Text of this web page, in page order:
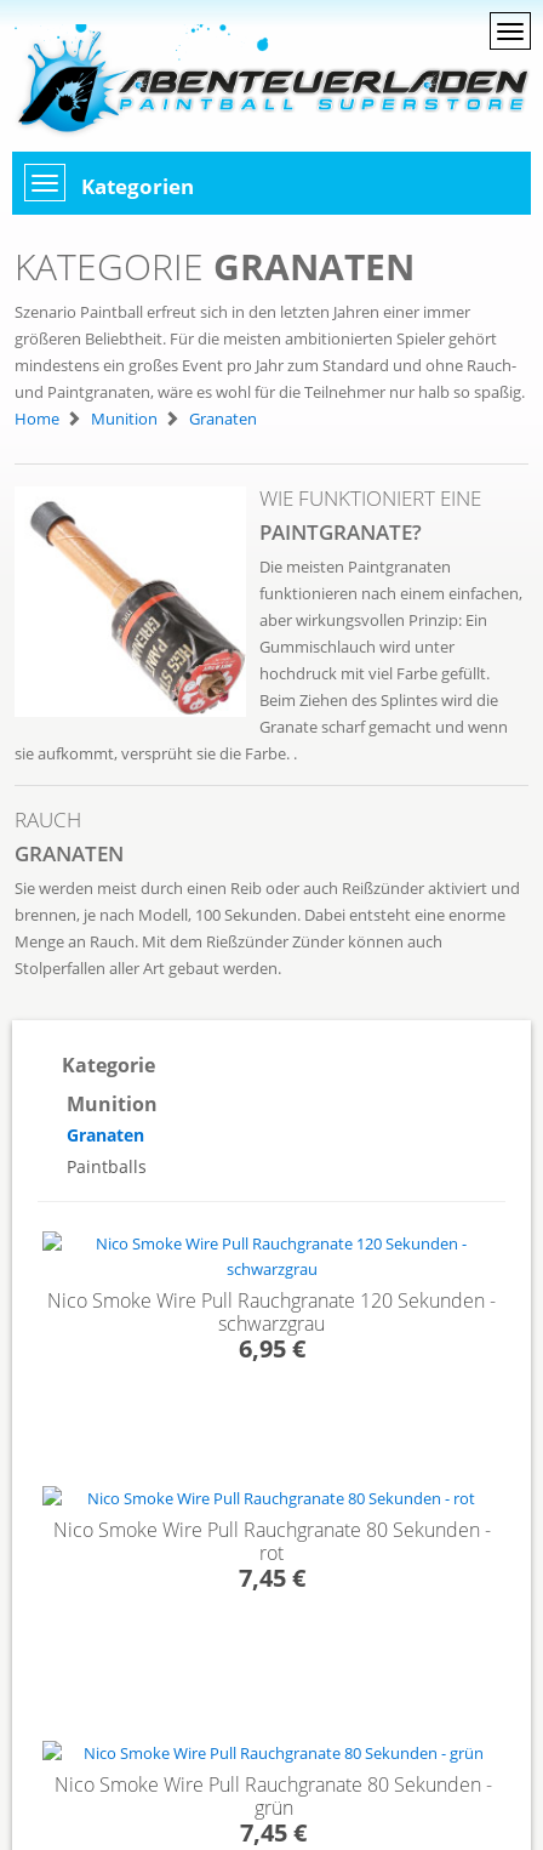
Kategorien
KATEGORIE GRANATEN
Szenario Paintball erfreut sich in den letzten Jahren einer immer
größeren Beliebtheit. Für die meisten ambitionierten Spieler gehört
mindestens ein großes Event pro Jahr zum Standard und ohne Rauch-
und Paintgranaten, wäre es wohl für die Teilnehmer nur halb so spaßig.
Home
Munition Granaten
WIE FUNKTIONIERT EINE
PAINTGRANATE?
Die meisten Paintgranaten
funktionieren nach einem einfachen,
aber wirkungsvollen Prinzip: Ein
Gummischlauch wird unter
hochdruck mit viel Farbe gefüllt.
Beim Ziehen des Splintes wird die
Granate scharf gemacht und wenn
sie aufkommt, versprüht sie die Farbe. .
RAUCH
GRANATEN
Sie werden meist durch einen Reib oder auch Reißzünder aktiviert und
brennen, je nach Modell, 100 Sekunden. Dabei entsteht eine enorme
Menge an Rauch. Mit dem Rießzünder Zünder können auch
Stolperfallen aller Art gebaut werden.
Kategorie
Munition
Granaten
Paintballs
Nico Smoke Wire Pull Rauchgranate 120 Sekunden -
schwarzgrau
6,95 €
Nico Smoke Wire Pull Rauchgranate 80 Sekunden -
rot
7,45 €
Nico Smoke Wire Pull Rauchgranate 80 Sekunden -
grün
7,45 €